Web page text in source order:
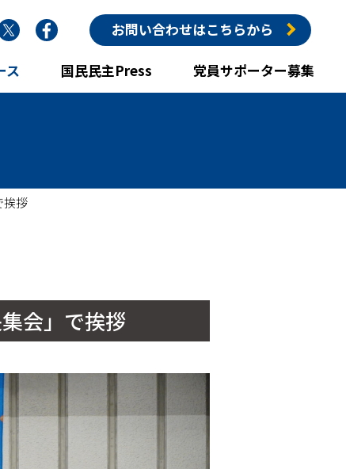
Twitter Facebook お問い合わせはこちらから
ス 国民民主Press 党員サポーター募集
挨拶
会」で挨拶